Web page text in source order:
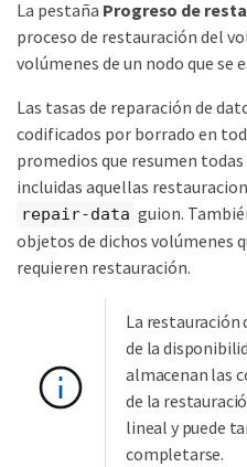
La pestaña Progreso de
proceso de restauración del
volúmenes de un nodo que se
Las tasas de reparación de
codificados por borrado en
promedios que resumen
incluidas aquellas
repair-data guion.
objetos de dichos volúmenes
requieren restauración.
La restauración
de la
almacenan las
de la
lineal y puede
completarse.